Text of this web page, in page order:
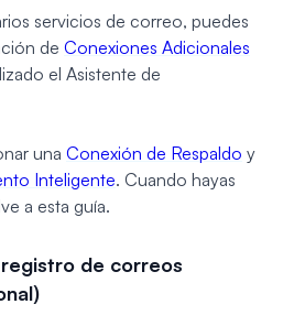
servicios de correo, puedes
de Conexiones Adicionales
el Asistente de
una Conexión de Respaldo y
Inteligente. Cuando hayas
a esta guía.
de correos